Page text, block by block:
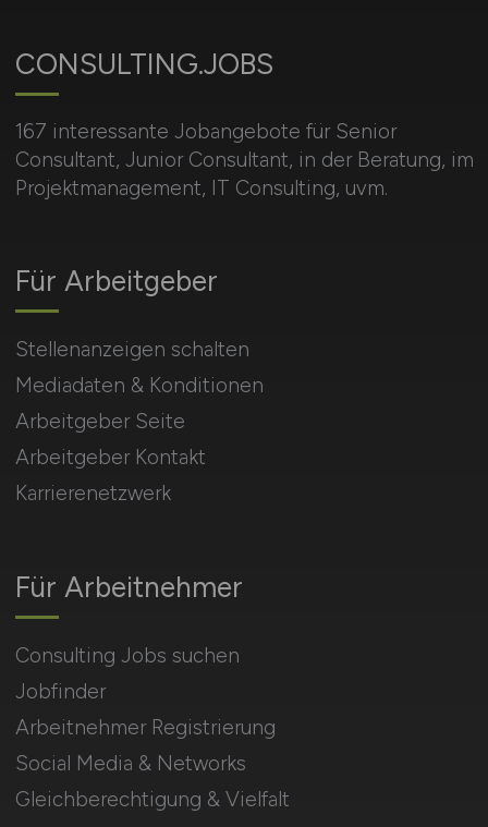
CONSULTING.JOBS
167 interessante Jobangebote für Senior
Consultant, Junior Consultant, in der Beratung, im
Projektmanagement, IT Consulting, uvm.
Für Arbeitnehmer
Consulting Jobs suchen
Jobfinder
Arbeitnehmer Registrierung
Social Media & Networks
Gleichberechtigung & Vielfalt
Für Arbeitgeber
Stellenanzeigen schalten
Mediadaten & Konditionen
Arbeitgeber Seite
Arbeitgeber Kontakt
Karrierenetzwerk